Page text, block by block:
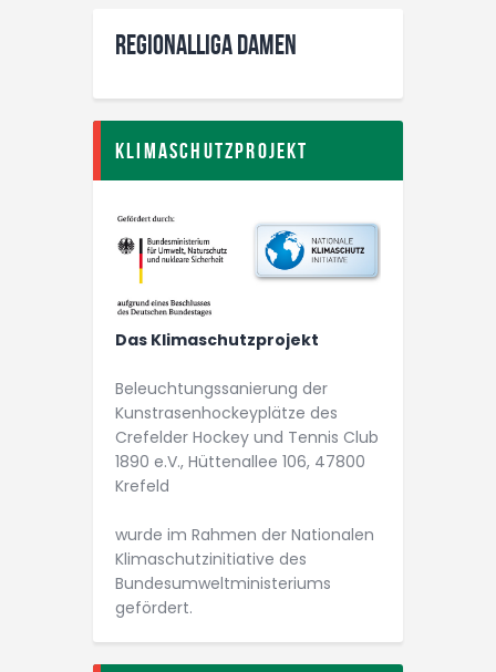
Regionalliga Damen
Klimaschutzprojekt
Das Klimaschutzprojekt
Beleuchtungs­­sanierung der
Kunstrasen­­hockey­plätze des
Crefelder Hockey und Tennis Club
1890 e.V., Hüttenallee 106, 47800
Krefeld
wurde im Rahmen der Nationalen
Klimaschutz­initiative des
Bundesumwelt­ministeriums
gefördert.